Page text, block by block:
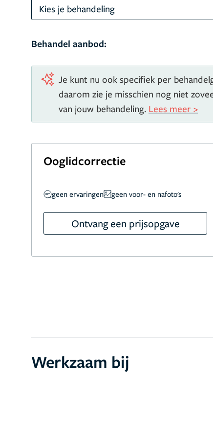
Kies je behandeling
Behandel aanbod:
Je kunt nu ook specifiek per
daarom zie je misschien nog niet
van jouw behandeling. Lees meer >
Ooglidcorrectie
geen ervaringen geen voor- en nafoto's
Ontvang een prijsopgave
Werkzaam bij